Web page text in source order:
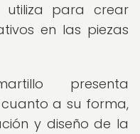
utiliza para crear
en las piezas
presenta
a su forma,
y diseño de la